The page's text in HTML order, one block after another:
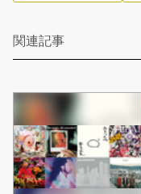
関連記事